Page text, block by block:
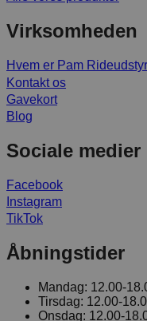
Virksomheden
Hvem er Pam
Kontakt os
Gavekort
Blog
Sociale medier
Facebook
Instagram
TikTok
Åbningstider
Mandag: 12.00-
Tirsdag: 12.00-
Onsdag: 12.00-